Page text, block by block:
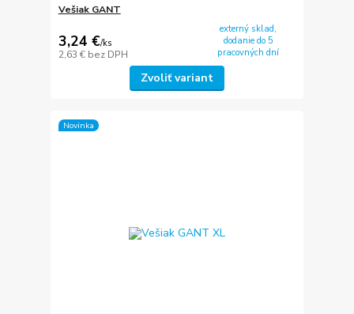
Vešiak GANT
3,24 €/ks
2,63 € bez DPH
externý sklad,
dodanie do 5
pracovných dní
Zvoliť variant
Novinka